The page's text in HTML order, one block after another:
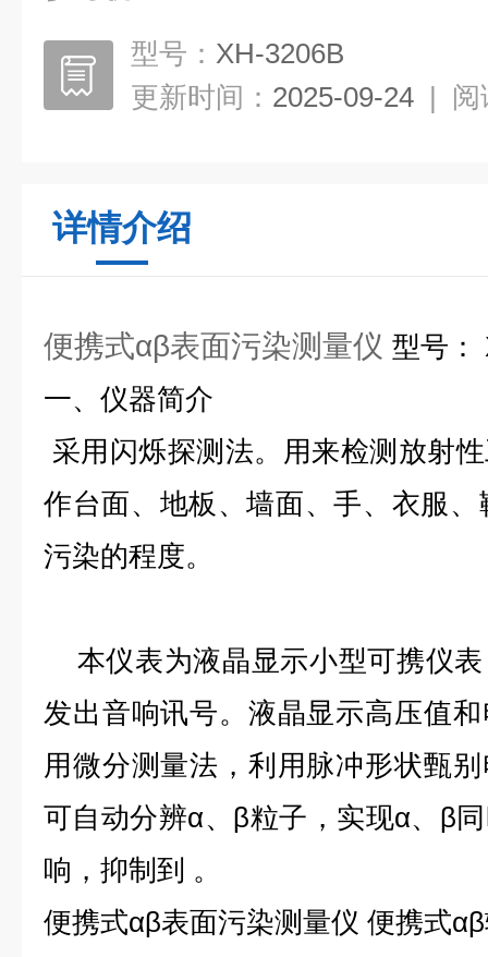
型号： XH-3206B
更新时间： 2025-09-24 | 阅
详情介绍
便携式αβ表面污染测量仪 型号：
一、仪器简介
采用闪烁探测法。用来检测放射
作台面、地板、墙面、手、衣服
污染的程度。
本仪表为液晶显示小型可携仪
发出音响讯号。液晶显示高压值
用微分测量法，利用脉冲形状甄
可自动分辨α、β粒子，实现α、β
响，抑制到 。
便携式αβ表面污染测量仪 便携式